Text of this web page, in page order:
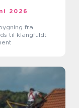
2026
fra
til klangfuldt